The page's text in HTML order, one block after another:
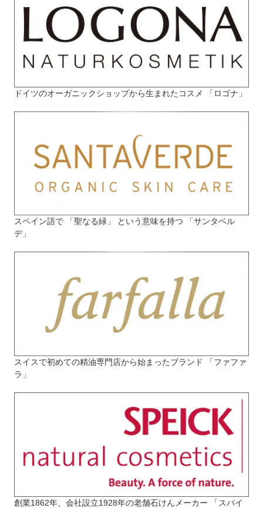
ドイツのオーガニックショップから生まれたコスメ 「ロゴナ」
スペイン語で 「聖なる緑」 という意味を持つ 「サンタベル
デ」
スイスで初めての精油専門店から始まったブランド 「ファファ
ラ」
創業1862年、会社設立1928年の老舗石けんメーカー 「スパイ